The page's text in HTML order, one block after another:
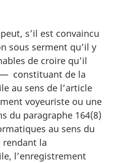
s’il est convaincu
sous serment qu’il y
de croire qu’il
constituant de la
au sens de l’article
voyeuriste ou une
du paragraphe 164(8)
au sens du
rendant la
l’enregistrement